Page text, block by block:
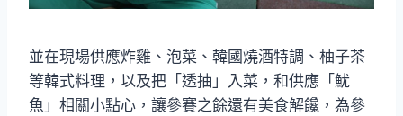
並在現場供應炸雞、泡菜、韓國燒酒特調、柚子茶
等韓式料理，以及把「透抽」入菜，和供應「魷
魚」相關小點心，讓參賽之餘還有美食解饞，為參